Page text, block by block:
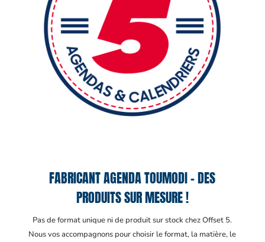
FABRICANT AGENDA TOUMODI – DES
PRODUITS SUR MESURE !
Pas de format unique ni de produit sur stock chez Offset 5.
Nous vos accompagnons pour choisir le format, la matière, le